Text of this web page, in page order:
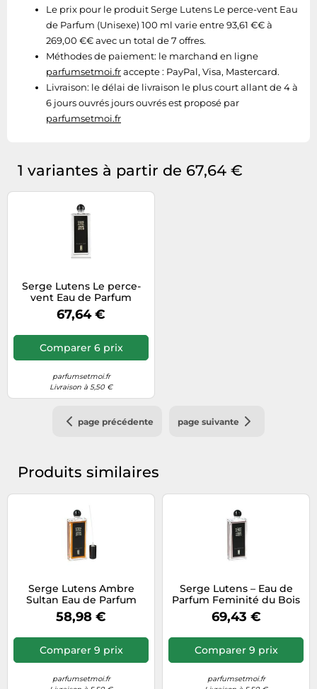
Le prix pour le produit Serge Lutens Le perce-vent Eau
de Parfum (Unisexe) 100 ml varie entre 93,61 €€ à
269,00 €€ avec un total de 7 offres.
Méthodes de paiement: le marchand en ligne
parfumsetmoi.fraccepte : PayPal, Visa, Mastercard.
Livraison: le délai de livraison le plus court allant de 4 à
6 jours ouvrés jours ouvrés est proposé par
parfumsetmoi.fr
1 variantes à partir de 67,64 €
Serge Lutens Le perce-
vent Eau de Parfum
(Unisexe) 50 ml
67,64 €
Comparer 6 prix
parfumsetmoi.fr
Livraison à 5,50 €
page précédente page suivante
Produits similaires
Serge Lutens Ambre
Sultan Eau de Parfum
(Femme) 50 ml
58,98 €
Comparer 9 prix
parfumsetmoi.fr
Serge Lutens – Eau de
Parfum Feminité du Bois
– Femme – 50 ml
69,43 €
Comparer 9 prix
parfumsetmoi.fr